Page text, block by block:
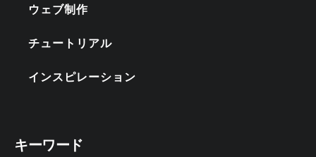
ウェブ制作
チュートリアル
インスピレーション
キーワード